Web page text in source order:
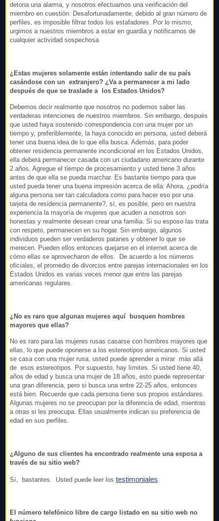
detona una alarma, y nosotros efectuamos una verificación del
miembro en cuestión. Desafortunadamente, debido al gran número de
perfiles, es imposible filtrar todos los estafadores. Por lo mismo,
urgimos a nuestros miembros a estar en guardia y notificarnos de
cualquier actividad sospechosa
¿Estas mujeres solamente están intentando salir de su país
casándose con un extranjero? ¿Va a permanecer a mi lado
después de que se traslade a los Estados Unidos?
Debemos decir realmente que nosotros no podemos saber las
verdaderas intenciones de nuestros miembros. Sin embargo, después
que usted haya sostenido correspondencia con una mujer por un
tiempo y, preferiblemente, la haya conocido en persona, usted deberá
tener una buena idea de lo que ella busca. Además, para poder
obtener residencia permanente incondicional en los Estados Unidos,
ella deberá permanecer casada con un ciudadano americano durante
2 años. Agregue el tiempo de procesamiento y usted tiene 3 años
antes de que ella se pueda marchar. Es bastante tiempo para que
usted pueda tener una buena impresión acerca de ella: Ahora, ¿podría
alguna persona ser tan calculadora como para hacer eso por una
tarjeta de residencia permanente?, sí, es posible, pero en nuestra
experiencia la mayoría de mujeres que acuden a nosotros son
honestas y realmente desean crear una familia. Si su esposo las trata
con respeto, permanecen en su hogar. Sin embargo, algunos
individuos pueden ser verdaderos patanes y obtener lo que se
merecen. Pueden ellos entonces quejarse en el internet acerca de
cómo ellas se aprovecharon de ellos. De acuerdo a los números
oficiales, el promedio de divorcios entre parejas internacionales en los
Estados Unidos es varias veces menor que entre las parejas
americanas regulares.
¿No es raro que algunas mujeres aquí busquen hombres
mayores que ellas?
No es raro para las mujeres rusas casarse con hombres mayores que
ellas, lo que puede oponerse a los estereotipos americanos. Si usted
se casa con una mujer rusa, usted puede aprender a mirar más allá
de esos estereotipos. Por supuesto, hay límites. Si usted tiene 40,
años de edad y busca una mujer de 18 años, esto puede representar
una gran diferencia, pero si busca una entre 22-25 años, entonces
está bien. Recuerde que cada persona tiene sus propios estándares.
Algunas mujeres no se preocupan por la diferencia de edad, mientras
a otras si les preocupa. Ellas usualmente indican su preferencia de
edad en sus perfiles.
¿Alguno de sus clientes ha encontrado realmente una esposa a
través de su sitio web?
Sí, bastantes. Usted puede leer los testimoniales
El número telefónico libre de cargo listado en su sitio web no